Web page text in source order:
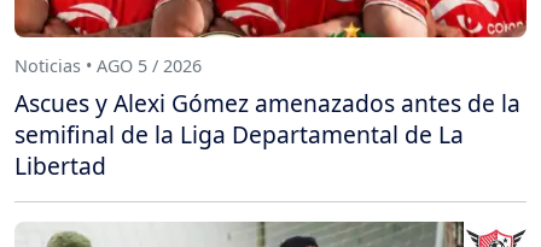
Noticias • AGO 5 / 2026
Ascues y Alexi Gómez amenazados antes de la
semifinal de la Liga Departamental de La
Libertad